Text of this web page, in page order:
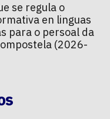
se regula o
en linguas
para o persoal da
(2026-